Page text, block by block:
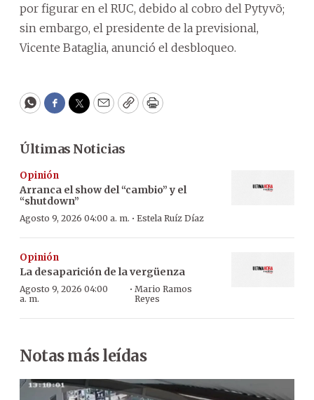
por figurar en el RUC, debido al cobro del Pytyvõ;
sin embargo, el presidente de la previsional,
Vicente Bataglia, anunció el desbloqueo.
WhatsApp
Facebook
Twitter
EmailCopyPrint
Últimas Noticias
Opinión
Arranca el show del “cambio” y el
“shutdown”
Agosto 9, 2026 04:00 a. m. · Estela Ruíz Díaz
Opinión
La desaparición de la vergüenza
Agosto 9, 2026 04:00
a. m.
· Mario Ramos
Reyes
Notas más leídas